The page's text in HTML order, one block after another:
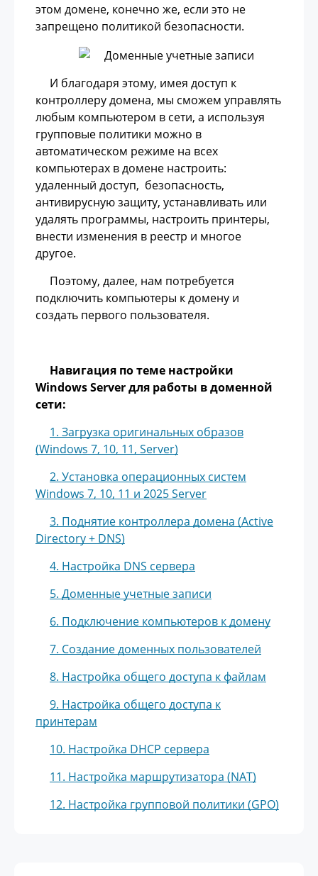
этом домене, конечно же, если это не
запрещено политикой безопасности.
И благодаря этому, имея доступ к
контроллеру домена, мы сможем управлять
любым компьютером в сети, а используя
групповые политики можно в
автоматическом режиме на всех
компьютерах в домене настроить:
удаленный доступ, безопасность,
антивирусную защиту, устанавливать или
удалять программы, настроить принтеры,
внести изменения в реестр и многое
другое.
Поэтому, далее, нам потребуется
подключить компьютеры к домену и
создать первого пользователя.
Навигация по теме настройки
Windows Server для работы в доменной
сети:
1. Загрузка оригинальных образов
(Windows 7, 10, 11, Server)
2. Установка операционных систем
Windows 7, 10, 11 и 2025 Server
3. Поднятие контроллера домена (Active
Directory + DNS)
4. Настройка DNS сервера
5. Доменные учетные записи
6. Подключение компьютеров к домену
7. Создание доменных пользователей
8. Настройка общего доступа к файлам
9. Настройка общего доступа к
принтерам
10. Настройка DHCP сервера
11. Настройка маршрутизатора (NAT)
12. Настройка групповой политики (GPO)